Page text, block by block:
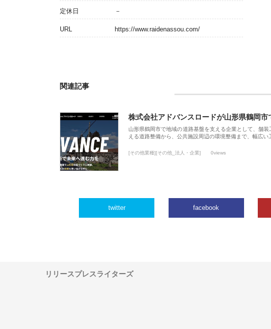
定休日 －
URL https://www.raidenassou.com/
関連記事
株式会社アドバンスロードが山形県鶴岡
山形県鶴岡市で地域の道路基盤を支える企業として、舗
える道路整備から、公共施設周辺の環境整備まで、幅広
[その他業種][その他_法人・企業] 0views
twitter facebook
リリースプレスライターズ